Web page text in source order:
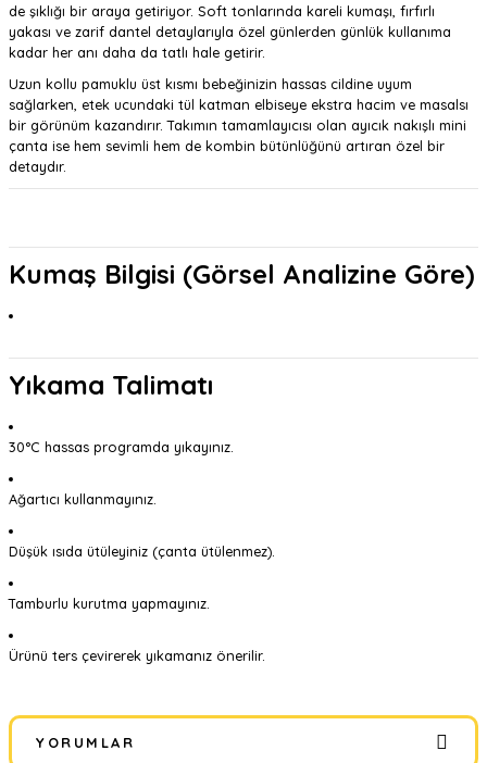
de şıklığı bir araya getiriyor. Soft tonlarında kareli kumaşı, fırfırlı
yakası ve zarif dantel detaylarıyla özel günlerden günlük kullanıma
kadar her anı daha da tatlı hale getirir.
Uzun kollu pamuklu üst kısmı bebeğinizin hassas cildine uyum
sağlarken, etek ucundaki tül katman elbiseye ekstra hacim ve masalsı
bir görünüm kazandırır. Takımın tamamlayıcısı olan ayıcık nakışlı mini
çanta ise hem sevimli hem de kombin bütünlüğünü artıran özel bir
detaydır.
Kumaş Bilgisi (Görsel Analizine Göre)
Yıkama Talimatı
30°C hassas programda yıkayınız.
Ağartıcı kullanmayınız.
Düşük ısıda ütüleyiniz (çanta ütülenmez).
Tamburlu kurutma yapmayınız.
Ürünü ters çevirerek yıkamanız önerilir.
YORUMLAR